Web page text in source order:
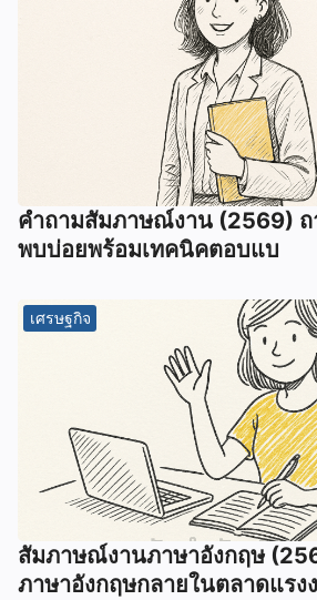
คำถามสัมภาษณ์งาน (2569)
พบบ่อยพร้อมเทคนิคตอบแบ
เศรษฐกิจ
สัมภาษณ์งานภาษาอังกฤษ
ภาษาอังกฤษกลายในตลาดแรงง